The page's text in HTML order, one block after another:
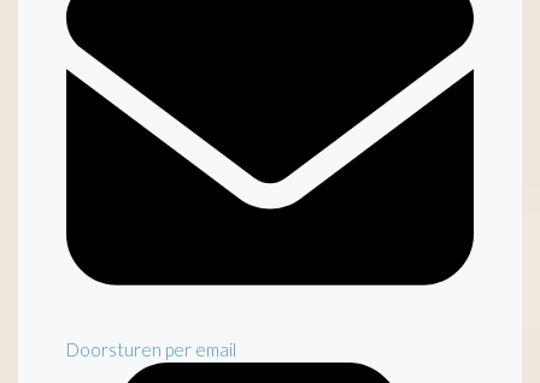
Doorsturen per email